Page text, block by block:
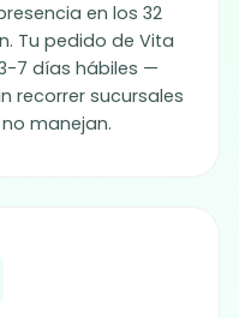
en los 32
Tu pedido de Vita
7 días hábiles —
recorrer sucursales
manejan.